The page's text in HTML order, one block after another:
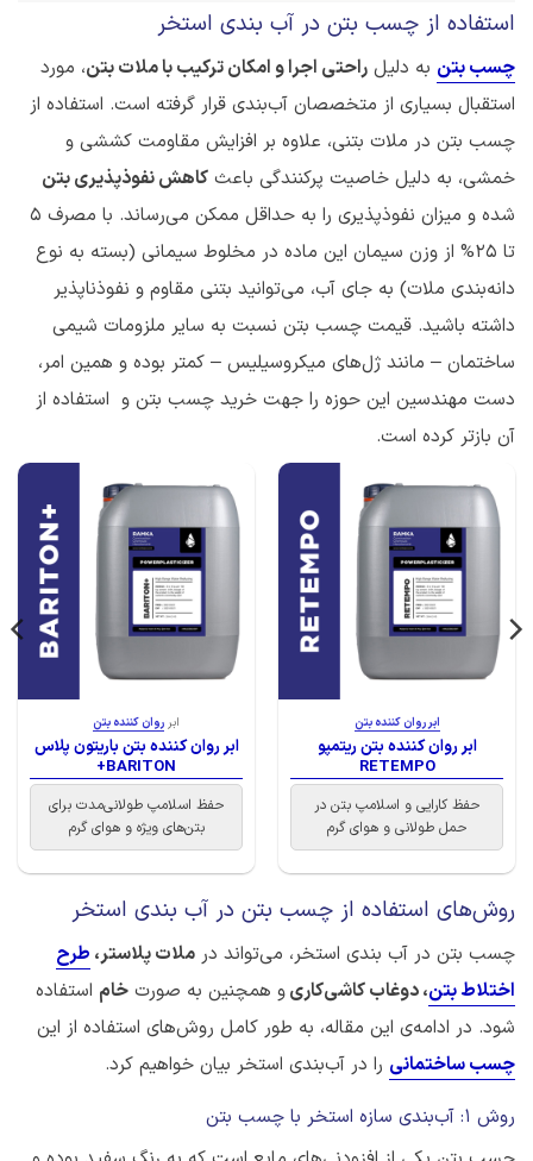
استفاده از چسب بتن در آب بندی استخر
چسب بتن به دلیل راحتی اجرا و امکان ترکیب با ملات بتن، مورد
استقبال بسیاری از متخصصان آب‌بندی قرار گرفته است. استفاده از
چسب بتن در ملات بتنی، علاوه بر افزایش مقاومت کششی و
خمشی، به دلیل خاصیت پرکنندگی باعث کاهش نفوذپذیری بتن
شده و میزان نفوذپذیری را به حداقل ممکن می‌رساند. با مصرف 5
تا 25% از وزن سیمان این ماده در مخلوط سیمانی (بسته به نوع
دانه‌بندی ملات) به جای آب، می‌توانید بتنی مقاوم و نفوذناپذیر
داشته باشید. قیمت چسب بتن نسبت به سایر ملزومات شیمی
ساختمان – مانند ژل‌های میکروسیلیس – کمتر بوده و همین امر،
دست مهندسین این حوزه را جهت خرید چسب بتن و استفاده از
آن بازتر کرده است.
ابر روان کننده بتن
ابر روان کننده بتن ریتمپو
RETEMPO
حفظ کارایی و اسلامپ بتن در
حمل طولانی و هوای گرم
ابر روان کننده بتن
ابر روان کننده بتن باریتون پلاس
BARITON+
حفظ اسلامپ طولانی‌مدت برای
بتن‌های ویژه و هوای گرم
روش‌های استفاده از چسب بتن در آب بندی استخر
چسب بتن در آب بندی استخر، می‌تواند در ملات پلاستر، طرح
اختلاط بتن، دوغاب کاشی‌کاریو همچنین به صورت خام استفاده
شود. در ادامه‌ی این مقاله، به طور کامل روش‌های استفاده از این
چسب ساختمانی را در آب‌بندی استخر بیان خواهیم کرد.
روش 1: آب‌بندی سازه استخر با چسب بتن